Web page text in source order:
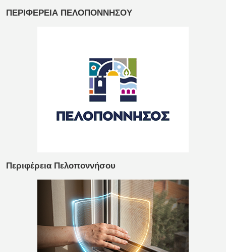
ΠΕΡΙΦΕΡΕΙΑ ΠΕΛΟΠΟΝΝΗΣΟΥ
Περιφέρεια Πελοποννήσου